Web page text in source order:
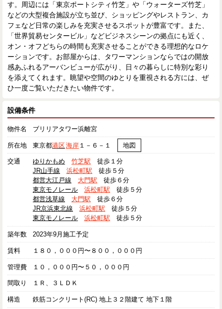
す。周辺には「東京ポートシティ竹芝」や「ウォーターズ竹芝」
などの大型複合施設が立ち並び、ショッピングやレストラン、カ
フェなど日常の楽しみを充実させるスポットが豊富です。また、
「世界貿易センタービル」などビジネスシーンの拠点にも近く、
オン・オフどちらの時間も充実させることができる理想的なロケ
ーションです。お部屋からは、タワーマンションならではの開放
感あふれるアーバンビューが広がり、日々の暮らしに特別な彩り
を添えてくれます。眺望や空間のゆとりを重視される方には、ぜ
ひ一度ご覧いただきたい物件です。
設備条件
物件名 ブリリアタワー浜離宮
所在地 東京都港区海岸 １－６－１ 地図
交通 ゆりかもめ 竹芝駅 徒歩１分
JR山手線
浜松町駅 徒歩５分
都営大江戸線
大門駅 徒歩６分
東京モノレール
浜松町駅 徒歩５分
都営浅草線
大門駅 徒歩６分
JR京浜東北線
浜松町駅 徒歩５分
東京モノレール
浜松町駅 徒歩５分
築年数 2023年9月施工予定
賃料 １８０，０００円〜８００，０００円
管理費 １０，０００円〜５０，０００円
間取り １Ｒ、３ＬＤＫ
構造 鉄筋コンクリート(RC) 地上３２階建て 地下１階